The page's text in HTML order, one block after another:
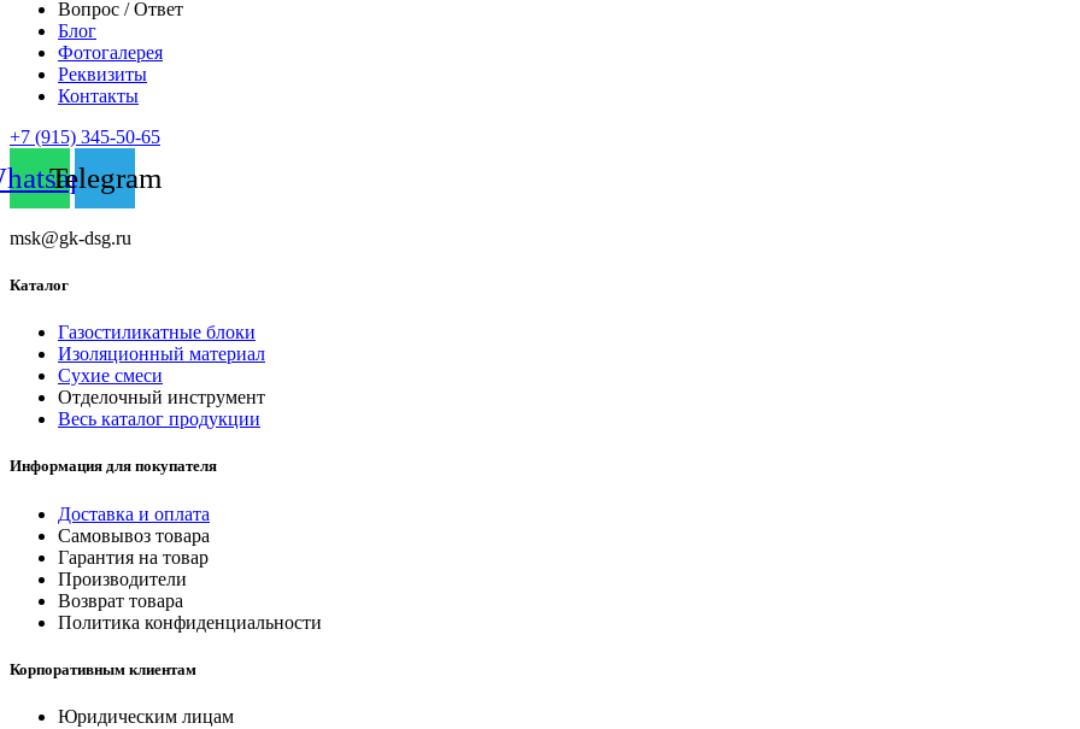
Вопрос / Ответ
Блог
Фотогалерея
Реквизиты
Контакты
+7 (915) 345-50-65
Telegram
msk@gk-dsg.ru
Каталог
Газостиликатные блоки
Изоляционный материал
Сухие смеси
Отделочный инструмент
Весь каталог продукции
Информация для покупателя
Доставка и оплата
Самовывоз товара
Гарантия на товар
Производители
Возврат товара
Политика конфиденциальности
Корпоративным клиентам
Юридическим лицам